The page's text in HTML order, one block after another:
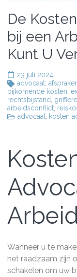
De
bij een
Kunt U
23 juli 2024
advocaat
bijkomende kosten
rechtsbijstand
arbeidsconflict
advocaat kosten
Wanneer u te
het raadzaam zijn
schakelen om uw